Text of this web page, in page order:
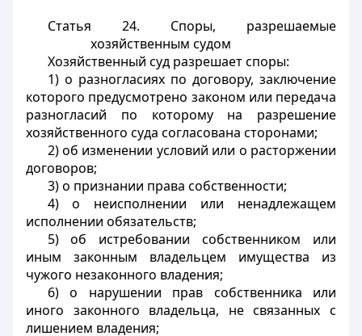
Статья 24. Споры, разрешаемые
хозяйственным судом
Хозяйственный суд разрешает споры:
1) о разногласиях по договору, заключение
которого предусмотрено законом или передача
разногласий по которому на разрешение
хозяйственного суда согласована сторонами;
2) об изменении условий или о расторжении
договоров;
3) о признании права собственности;
4) о неисполнении или ненадлежащем
исполнении обязательств;
5) об истребовании собственником или
иным законным владельцем имущества из
чужого незаконного владения;
6) о нарушении прав собственника или
иного законного владельца, не связанных с
лишением владения;